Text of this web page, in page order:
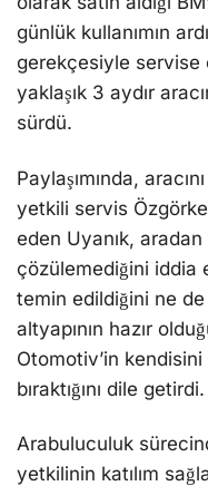
günlük kullanımın
gerekçesiyle servise
yaklaşık 3 aydır
sürdü.
Paylaşımında,
yetkili servis
eden Uyanık,
çözülemediğini iddia
temin edildiğini ne
altyapının hazır
Otomotiv’in
bıraktığını dile getirdi.
Arabuluculuk
yetkilinin katılım